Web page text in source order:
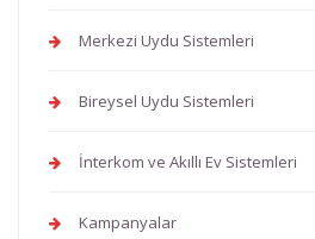
Merkezi Uydu Sistemleri
Bireysel Uydu Sistemleri
İnterkom ve Akıllı Ev Sistemleri
Kampanyalar